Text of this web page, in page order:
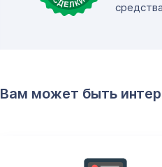
Вам может быть